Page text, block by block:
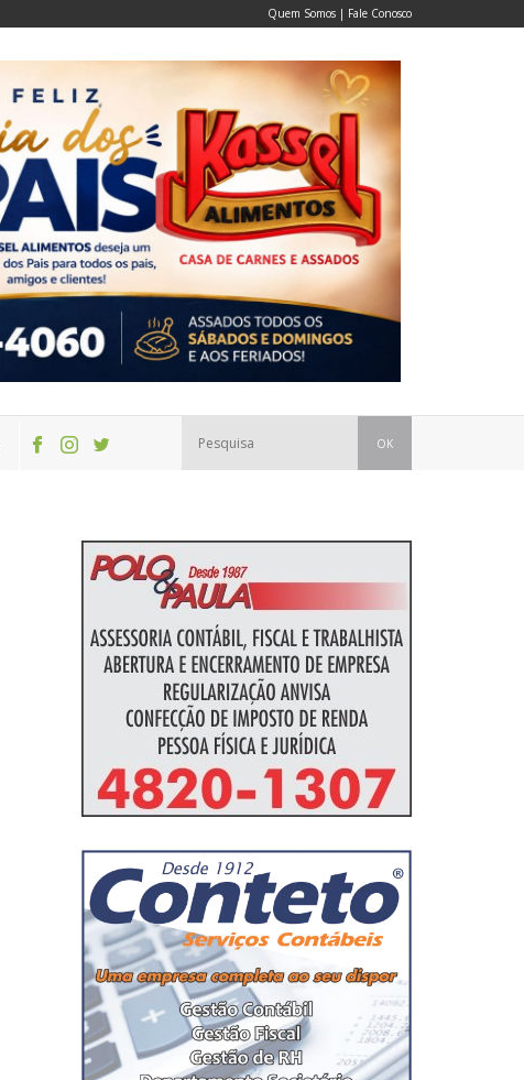
Quem Somos | Fale Conosco
OK